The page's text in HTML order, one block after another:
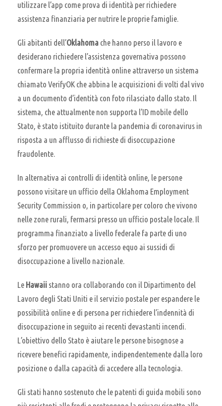
utilizzare l’app come prova di identità per richiedere
assistenza finanziaria per nutrire le proprie famiglie.
Gli abitanti dell’Oklahoma che hanno perso il lavoro e
desiderano richiedere l’assistenza governativa possono
confermare la propria identità online attraverso un sistema
chiamato VerifyOK che abbina le acquisizioni di volti dal vivo
a un documento d’identità con foto rilasciato dallo stato. Il
sistema, che attualmente non supporta l’ID mobile dello
Stato, è stato istituito durante la pandemia di coronavirus in
risposta a un afflusso di richieste di disoccupazione
fraudolente.
In alternativa ai controlli di identità online, le persone
possono visitare un ufficio della Oklahoma Employment
Security Commission o, in particolare per coloro che vivono
nelle zone rurali, fermarsi presso un ufficio postale locale. Il
programma finanziato a livello federale fa parte di uno
sforzo per promuovere un accesso equo ai sussidi di
disoccupazione a livello nazionale.
Le Hawaii stanno ora collaborando con il Dipartimento del
Lavoro degli Stati Uniti e il servizio postale per espandere le
possibilità online e di persona per richiedere l’indennità di
disoccupazione in seguito ai recenti devastanti incendi.
L’obiettivo dello Stato è aiutare le persone bisognose a
ricevere benefici rapidamente, indipendentemente dalla loro
posizione o dalla capacità di accedere alla tecnologia.
Gli stati hanno sostenuto che le patenti di guida mobili sono